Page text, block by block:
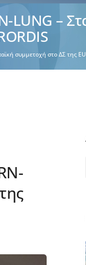
LUNG –
συμμετοχή στο ΔΣ της